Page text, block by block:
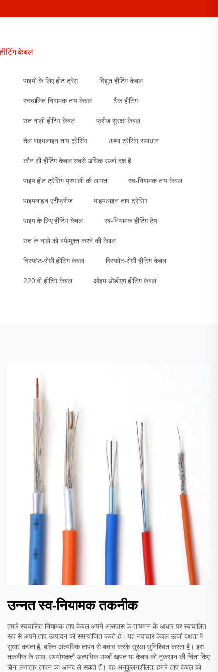
हीटिंग केबल
पाइपों के लिए हीट ट्रेस विद्युत हीटिंग केबल
स्वचालित नियामक ताप केबल टैंक हीटिंग
छत नाली हीटिंग केबल फ्रीज सुरक्षा केबल
तेल पाइपलाइन ताप ट्रेसिंग ऊष्मा ट्रेसिंग समाधान
कौन सी हीटिंग केबल सबसे अधिक ऊर्जा दक्ष है
पाइप हीट ट्रेसिंग प्रणाली की लागत स्व-नियामक ताप केबल
पाइपलाइन एंटीफ्रीज पाइपलाइन ताप ट्रेसिंग
पाइप के लिए हीटिंग केबल स्व-नियामक हीटिंग टेप
छत के नाले को बर्फमुक्त करने की केबल
विस्फोट-रोधी हीटिंग केबल विस्फोट-रोधी हीटिंग केबल
220 वी हीटिंग केबल ओइम ओडीएम हीटिंग केबल
उन्नत स्व-नियामक तकनीक
हमारे स्वचालित नियामक ताप केबल अपने आसपास के तापमान के आधार पर स्वचालित
रूप से अपने ताप उत्पादन को समायोजित करते हैं। यह नवाचार केवल ऊर्जा दक्षता में
सुधार करता है, बल्कि अत्यधिक तापन से बचाव करके सुरक्षा सुनिश्चित करता है। इस
तकनीक के साथ, उपयोगकर्ता अत्यधिक ऊर्जा खपत या केबल को नुकसान की चिंता किए
बिना लगातार तापन का आनंद ले सकते हैं। यह अनुकूलनशीलता हमारे ताप केबल को